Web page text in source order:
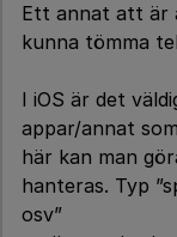
Ett annat att är
kunna tömma
I iOS är det
appar/annat
här kan man
hanteras. Typ
osv”